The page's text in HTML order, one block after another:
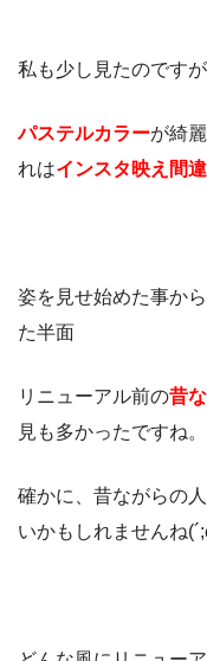
私も少し見たのです
パステルカラーが綺
れはインスタ映え間
姿を見せ始めた事から
た半面
リニューアル前の昔
見も多かったですね。
確かに、昔ながらの
いかもしれませんね